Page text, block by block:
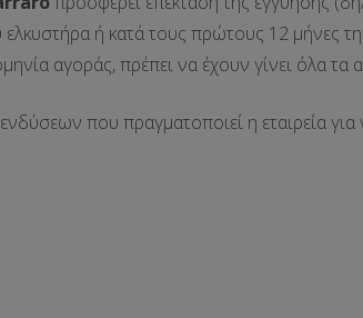
ή κατά τους πρώτους 12 μήνες
αγοράς, πρέπει να έχουν γίνει όλα τα
που πραγματοποιεί η εταιρεία